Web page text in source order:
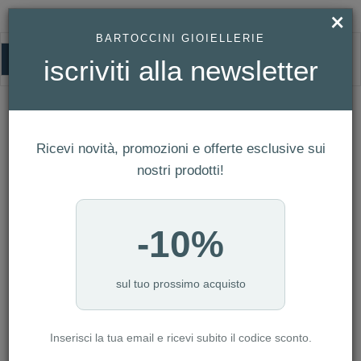
HOMEPAGE
GIOVANNI RASPINI - BRACCIALE LUKE GRANDE CM. 22,5 REF. 11060
Grande Cm. 22,5 Ref. 11060
×
BARTOCCINI GIOIELLERIE
iscriviti alla newsletter
Ricevi novità, promozioni e offerte esclusive sui
nostri prodotti!
-10%
sul tuo prossimo acquisto
Inserisci la tua email e ricevi subito il codice sconto.